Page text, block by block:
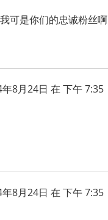
可是你们的忠诚粉丝啊
8月24日 在 下午 7:35
8月24日 在 下午 7:35